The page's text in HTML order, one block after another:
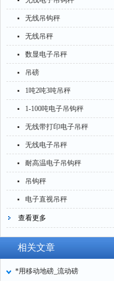
无线吊钩秤
无线吊秤
数显电子吊秤
吊磅
1吨2吨3吨吊秤
1-100吨电子吊钩秤
无线带打印电子吊秤
无线电子吊秤
耐高温电子吊钩秤
吊钩秤
电子直视吊秤
查看更多
相关文章
*用移动地磅_流动磅